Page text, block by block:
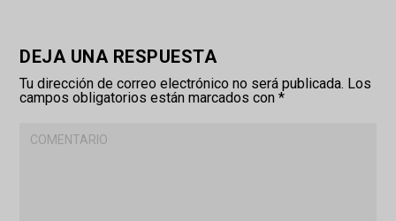
DEJA UNA RESPUESTA
Tu dirección de correo electrónico no será publicada. Los
campos obligatorios están marcados con*